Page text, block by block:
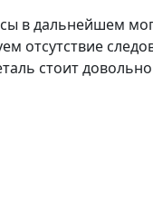
в дальнейшем
отсутствие
стоит